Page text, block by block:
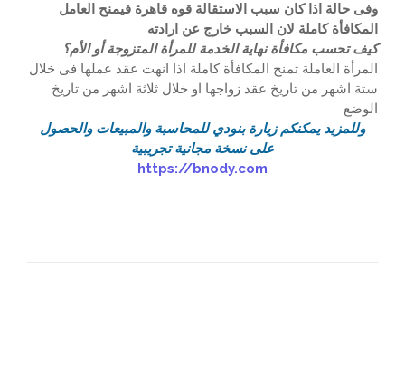
وفى حالة اذا كان سبب الاستقالة قوه قاهرة فيمنح العامل
المكافأة كاملة لان السبب خارج عن ارادته
كيف تحسب مكافأة نهاية الخدمة للمرأة المتزوجة أو الأم؟
المرأة العاملة تمنح المكافأة كاملة اذا انهت عقد عملها فى خلال
ستة اشهر من تاريخ عقد زواجها او خلال ثلاثة اشهر من تاريخ
الوضع
وللمزيد يمكنكم زيارة بنودي للمحاسبة والمبيعات والحصول
على نسخة مجانية تجريبية
https://bnody.com